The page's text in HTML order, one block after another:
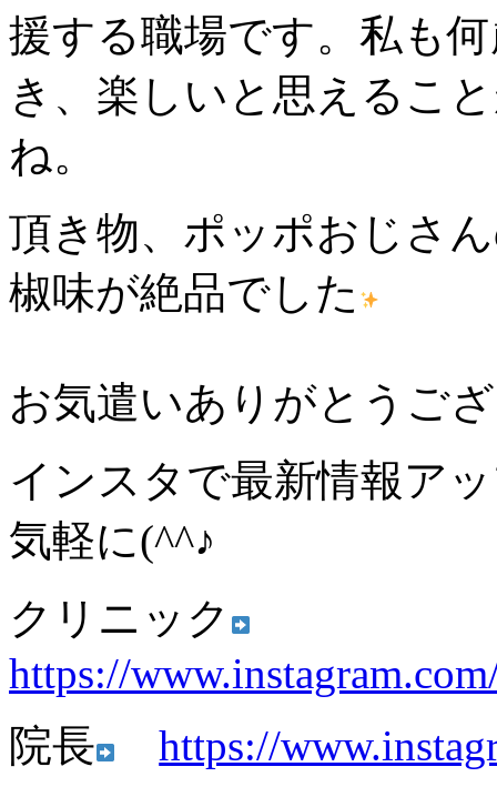
援する職場です。私も
き、楽しいと思えるこ
ね。
頂き物、ポッポおじさ
椒味が絶品でした
お気遣いありがとうご
インスタで最新情報ア
気軽に(^^♪
クリニック
https://
院長
https://